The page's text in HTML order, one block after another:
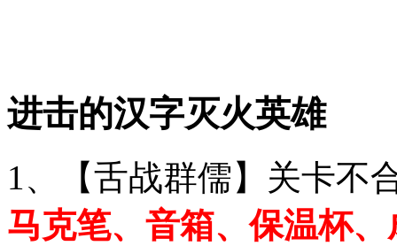
进击的汉字灭火英雄
1、【舌战群儒】关卡不
马克笔、音箱、保温杯